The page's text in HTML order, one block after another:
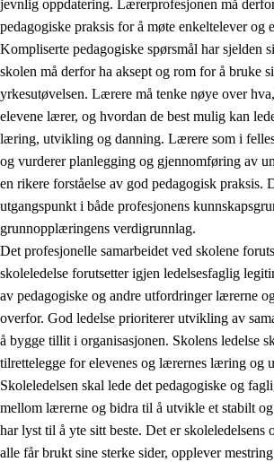
jevnlig oppdatering. Lærerprofesjonen må
pedagogiske praksis for å møte enkeltelever og
Kompliserte pedagogiske spørsmål har sjelden
skolen må derfor ha aksept og rom for å bruke
yrkesutøvelsen. Lærere må tenke nøye over
elevene lærer, og hvordan de best mulig kan
læring, utvikling og danning. Lærere som i
og vurderer planlegging og gjennomføring av
en rikere forståelse av god pedagogisk praksis.
utgangspunkt i både profesjonens
grunnopplæringens verdigrunnlag.
Det profesjonelle samarbeidet ved skolene
skoleledelse forutsetter igjen ledelsesfaglig
av pedagogiske og andre utfordringer lærerne
overfor. God ledelse prioriterer utvikling av
å bygge tillit i organisasjonen. Skolens ledelse
tilrettelegge for elevenes og lærernes læring og
Skoleledelsen skal lede det pedagogiske og
mellom lærerne og bidra til å utvikle et stabilt
har lyst til å yte sitt beste. Det er skoleledelsens
alle får brukt sine sterke sider, opplever